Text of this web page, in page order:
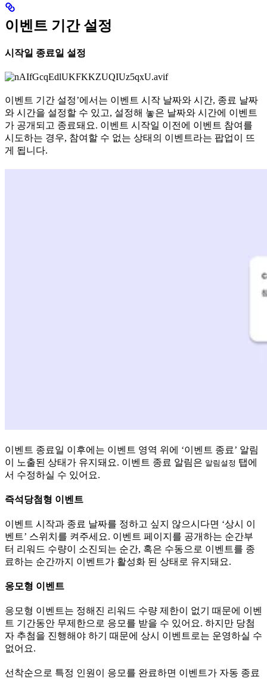
이벤트 기간 설정
시작일 종료일 설정
이벤트 기간 설정’에서는 이벤트 시작 날짜와 시간, 종료 날짜
와 시간을 설정할 수 있고, 설정해 놓은 날짜와 시간에 이벤트
가 공개되고 종료돼요. 이벤트 시작일 이전에 이벤트 참여를
시도하는 경우, 참여할 수 없는 상태의 이벤트라는 팝업이 뜨
게 됩니다.
이벤트 종료일 이후에는 이벤트 영역 위에 ‘이벤트 종료’ 알림
이 노출된 상태가 유지돼요. 이벤트 종료 알림은 알림설정 탭에
서 수정하실 수 있어요.
즉석당첨형 이벤트
이벤트 시작과 종료 날짜를 정하고 싶지 않으시다면 ‘상시 이
벤트’ 스위치를 켜주세요. 이벤트 페이지를 공개하는 순간부
터 리워드 수량이 소진되는 순간, 혹은 수동으로 이벤트를 종
료하는 순간까지 이벤트가 활성화 된 상태로 유지돼요.
응모형 이벤트
응모형 이벤트는 정해진 리워드 수량 제한이 없기 때문에 이벤
트 기간동안 무제한으로 응모를 받을 수 있어요. 하지만 당첨
자 추첨을 진행해야 하기 때문에 상시 이벤트로는 운영하실 수
없어요.
선착순으로 특정 인원이 응모를 완료하면 이벤트가 자동 종료